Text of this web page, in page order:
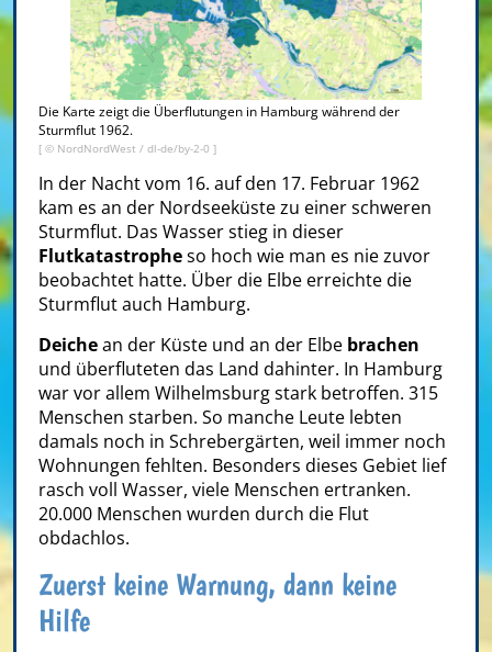
Die Karte zeigt die Überflutungen in Hamburg während der
Sturmflut 1962.
[ © NordNordWest / dl-de/by-2-0 ]
In der Nacht vom 16. auf den 17. Februar 1962
kam es an der Nordseeküste zu einer schweren
Sturmflut. Das Wasser stieg in dieser
Flutkatastropheso hoch wie man es nie zuvor
beobachtet hatte. Über die Elbe erreichte die
Sturmflut auch Hamburg.
Deichean der Küste und an der Elbe brachen
und überfluteten das Land dahinter. In Hamburg
war vor allem Wilhelmsburg stark betroffen. 315
Menschen starben. So manche Leute lebten
damals noch in Schrebergärten, weil immer noch
Wohnungen fehlten. Besonders dieses Gebiet lief
rasch voll Wasser, viele Menschen ertranken.
20.000 Menschen wurden durch die Flut
obdachlos.
Zuerst keine Warnung, dann keine
Hilfe